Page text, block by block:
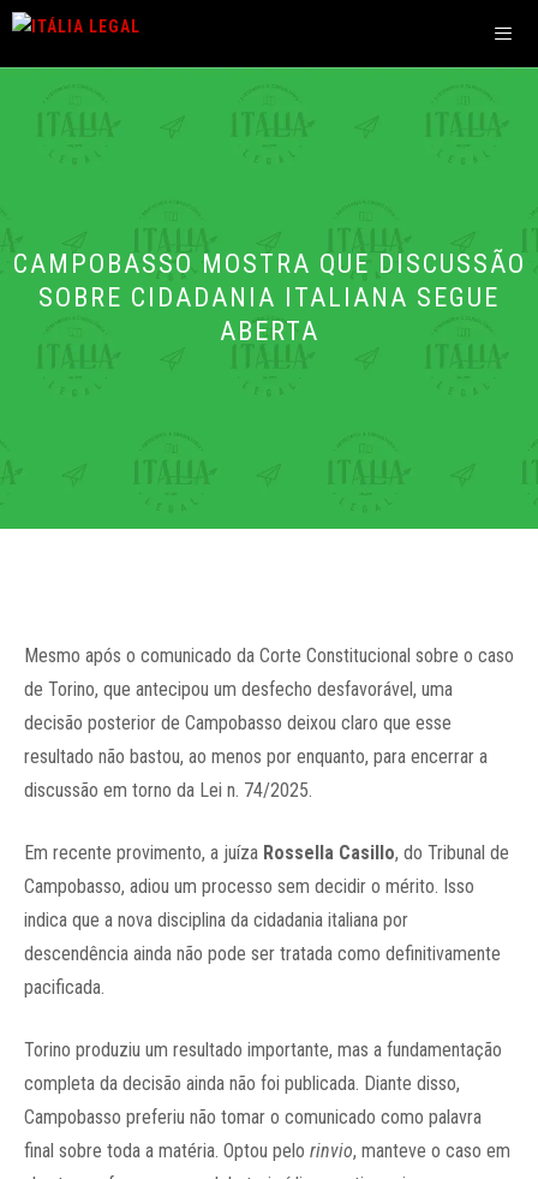
Pular
conteúdo
CAMPOBASSO MOSTRA QUE DISCUSSÃO
SOBRE CIDADANIA ITALIANA SEGUE
ABERTA
Mesmo após o comunicado da Corte Constitucional sobre o caso
de Torino, que antecipou um desfecho desfavorável, uma
decisão posterior de Campobasso deixou claro que esse
resultado não bastou, ao menos por enquanto, para encerrar a
discussão em torno da Lei n. 74/2025.
Em recente provimento, a juíza Rossella Casillo, do Tribunal de
Campobasso, adiou um processo sem decidir o mérito. Isso
indica que a nova disciplina da cidadania italiana por
descendência ainda não pode ser tratada como definitivamente
pacificada.
Torino produziu um resultado importante, mas a fundamentação
completa da decisão ainda não foi publicada. Diante disso,
Campobasso preferiu não tomar o comunicado como palavra
final sobre toda a matéria. Optou pelo rinvio, manteve o caso em